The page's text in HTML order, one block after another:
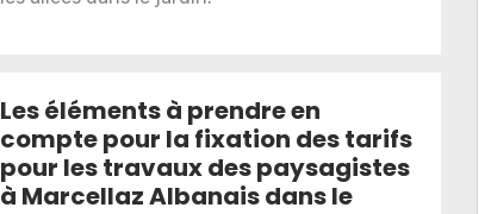
Les éléments à prendre en
compte pour la fixation des tarifs
pour les travaux des paysagistes
à Marcellaz Albanais dans le